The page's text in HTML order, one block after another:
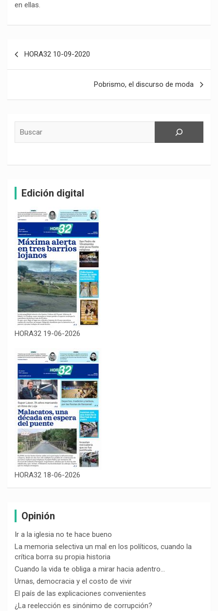
en ellas.
HORA32 10-09-2020
Pobrismo, el discurso de moda
Edición digital
HORA32 19-06-2026
HORA32 18-06-2026
Opinión
Ir a la iglesia no te hace bueno
La memoria selectiva un mal en los políticos, cuando la
crítica borra su propia historia
Cuando la vida te obliga a mirar hacia adentro…
Urnas, democracia y el costo de vivir
El país de las explicaciones convenientes
¿La reelección es sinónimo de corrupción?